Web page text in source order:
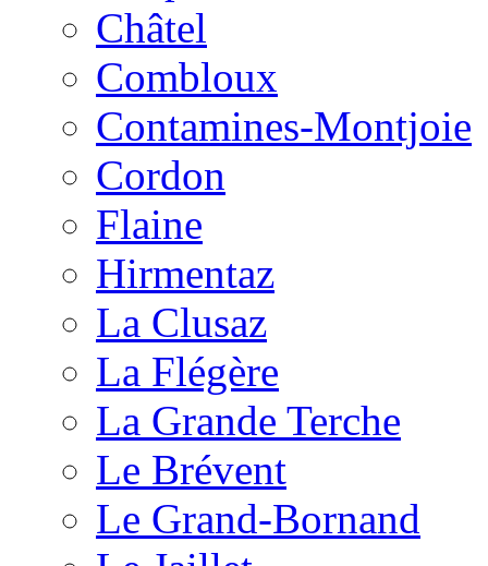
Châtel
Combloux
Contamines-Montjoie
Cordon
Flaine
Hirmentaz
La Clusaz
La Flégère
La Grande Terche
Le Brévent
Le Grand-Bornand